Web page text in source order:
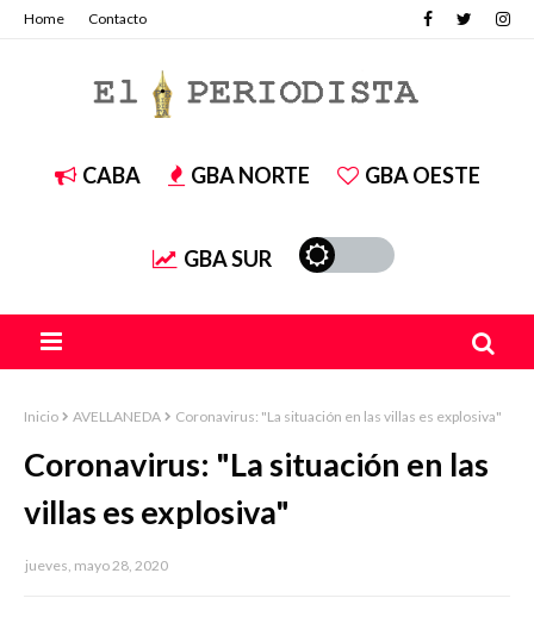
Home Contacto
CABA GBA NORTE GBA OESTE
GBA SUR
Inicio AVELLANEDA Coronavirus: "La situación en las villas es explosiva"
Coronavirus: "La situación en las
villas es explosiva"
jueves, mayo 28, 2020